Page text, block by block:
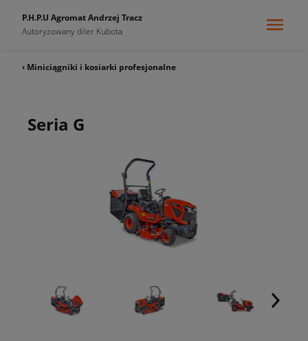
P.H.P.U Agromat Andrzej Tracz
Autoryzowany diler Kubota
‹ Miniciągniki i kosiarki profesjonalne
Seria G